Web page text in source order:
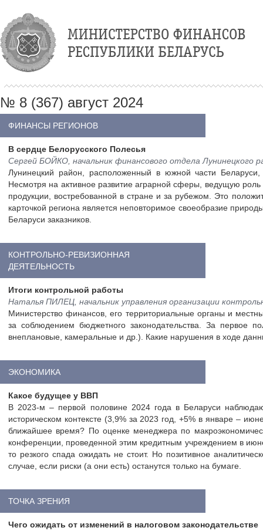
№ 8 (367) август 2024
ФИНАНСЫ РЕГИОНОВ
В сердце Белорусского Полесья
Сергей БОЙКО, начальник финансового отдела Лунинецкого
Лунинецкий район, расположенный в южной части
Несмотря на активное развитие аграрной сферы, ведущую
продукции, востребованной в стране и за рубежом. Это
карточкой региона является неповторимое своеобразие
Беларуси заказников.
КОНТРОЛЬНО-РЕВИЗИОННАЯ
ДЕЯТЕЛЬНОСТЬ
Итоги контрольной работы
Наталья ПИЛЕЦ, начальник управления организации
Министерство финансов, его территориальные органы и
за соблюдением бюджетного законодательства. За первое
внеплановые, камеральные и др.). Какие нарушения в ходе
ЭКОНОМИКА
Какое будущее у ВВП
В 2023-м – первой половине 2024 года в Беларуси
историческом контексте (3,9% за 2023 год, +5% в январе –
ближайшее время? По оценке менеджера по
конференции, проведенной этим кредитным учреждением в
то резкого спада ожидать не стоит. Но позитивное
случае, если риски (а они есть) останутся только на бумаге.
ТОЧКА ЗРЕНИЯ
Чего ожидать от изменений в налоговом законодательстве